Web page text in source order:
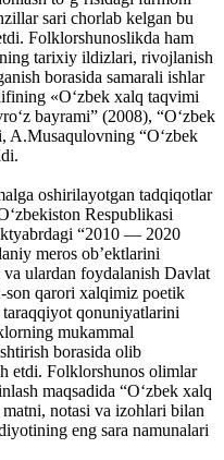
sari chorlab kelgan bu
Folklorshunoslikda ham
tarixiy ildizlari, rivojlanish
borasida samarali ishlar
«O‘zbek xalq taqvimi
bayrami” (2008), “O‘zbek
A.Musaqulovning “O‘zbek
oshirilayotgan tadqiqotlar
Respublikasi
“2010 — 2020
meros ob’ektlarini
ulardan foydalanish Davlat
son qarori xalqimiz poetik
qonuniyatlarini
mukammal
borasida olib
etdi. Folklorshunos olimlar
maqsadida “O‘zbek xalq
­notasi va izohlari bilan
eng sara namunalari